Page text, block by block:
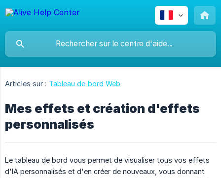
Articles sur : Tableau de bord Web
Mes effets et création d'effets
personnalisés
Le tableau de bord vous permet de visualiser tous vos effets
d'IA personnalisés et d'en créer de nouveaux, vous donnant